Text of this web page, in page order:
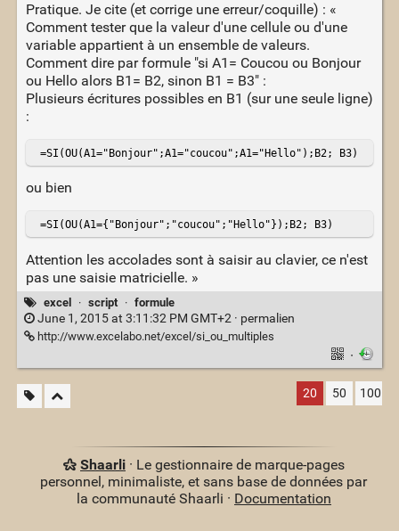
Pratique. Je cite (et corrige une erreur/coquille) : «
Comment tester que la valeur d'une cellule ou d'une
variable appartient à un ensemble de valeurs.
Comment dire par formule "si A1= Coucou ou Bonjour
ou Hello alors B1= B2, sinon B1 = B3" :
Plusieurs écritures possibles en B1 (sur une seule ligne)
:
=SI(OU(A1="Bonjour";A1="coucou";A1="Hello");B2; B3)
ou bien
=SI(OU(A1={"Bonjour";"coucou";"Hello"});B2; B3)
Attention les accolades sont à saisir au clavier, ce n'est
pas une saisie matricielle. »
excel · script · formule
June 1, 2015 at 3:11:32 PM GMT+2 · permalien
http://www.excelabo.net/excel/si_ou_multiples
·
20 50 100
Shaarli· Le gestionnaire de marque-pages
personnel, minimaliste, et sans base de données par
la communauté Shaarli · Documentation